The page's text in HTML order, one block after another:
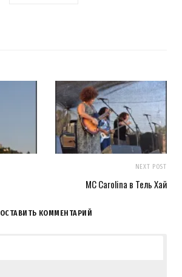
NEXT POST
MC Carolina в Тель Хай
ОСТАВИТЬ КОММЕНТАРИЙ